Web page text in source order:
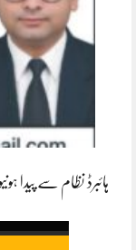
ہائبرڈ نظام سے پیدا